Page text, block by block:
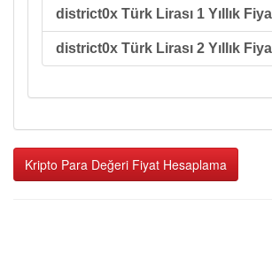
district0x Türk Lirası 1 Yıllık
district0x Türk Lirası 2 Yıllık
Kripto Para Değeri Fiyat Hesaplama